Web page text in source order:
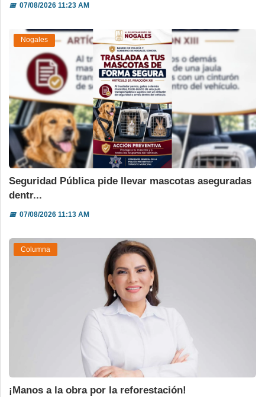
📅07/08/2026 11:23 AM
Nogales
Seguridad Pública pide llevar mascotas aseguradas
dentr...
📅07/08/2026 11:13 AM
Columna
¡Manos a la obra por la reforestación!